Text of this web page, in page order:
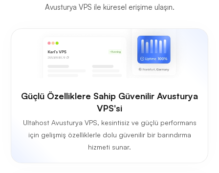
Avusturya VPS ile küresel erişime ulaşın.
Güçlü Özelliklere Sahip Güvenilir Avusturya
VPS'si
Ultahost Avusturya VPS, kesintisiz ve güçlü performans
için gelişmiş özelliklerle dolu güvenilir bir barındırma
hizmeti sunar.